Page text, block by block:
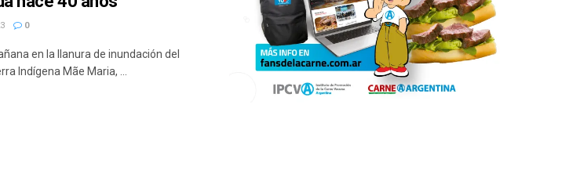
0
en la llanura de inundación del
Indígena Mãe Maria, ...